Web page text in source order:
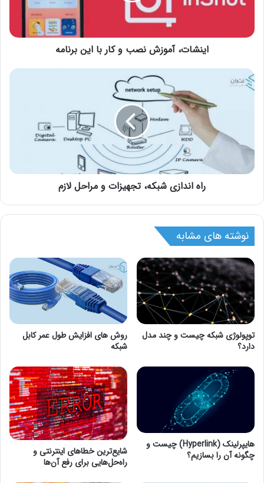
اینشات، آموزش نصب و کار با این برنامه
راه اندازی شبکه، تجهیزات و مراحل لازم
نوشته های مشابه
توپولوژی شبکه چیست و چند مدل
دارد؟
روش های افزایش طول عمر کابل
شبکه
هایپرلینک (Hyperlink) چیست و
چگونه آن را بسازیم؟
شایع‌ترین خطاهای اینترنتی و
راه‌حل‌هایی برای رفع آن‌ها